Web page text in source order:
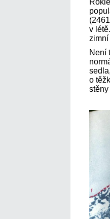
v
zimní
Není
o
stěny